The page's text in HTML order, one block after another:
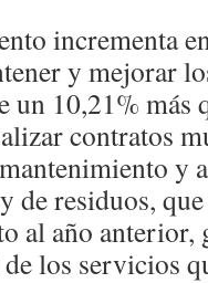
incrementa
y mejorar
un 10,21% más
contratos
y
de residuos,
al año anterior,
los servicios